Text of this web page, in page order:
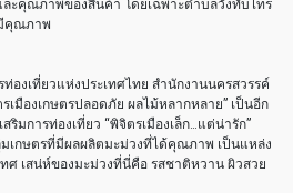
ะคุณภาพของสินค้า โดยเฉพาะตำบลวังทับไทร
คุณภาพ
องเที่ยวแห่งประเทศไทย สำนักงานนครสวรรค์
เมืองเกษตรปลอดภัย ผลไม้หลากหลาย” เป็นอีก
ริมการท่องเที่ยว “พิจิตรเมืองเล็ก…แต่น่ารัก”
เกษตรที่มีผลผลิตมะม่วงที่ได้คุณภาพ เป็นแหล่ง
ศ เสน่ห์ของมะม่วงที่นี่คือ รสชาติหวาน ผิวสวย